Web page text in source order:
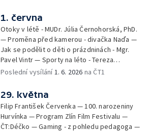
— Batohy do školy i na prázdniny - Mirka
Belhová — Pramen - Ivan Ostrochovský
1. června
Otoky v létě - MUDr. Júlia Černohorská, PhD.
— Proměna před kamerou - divačka Naďa —
Jak se podělit o děti o prázdninách - Mgr.
Pavel Vintr — Sporty na léto - Tereza
Michalová — Černé ovce — Změny v
v Českém ráji - Tomáš Jeřábek, Magdalena
Borová, Eva Váchová
Poslední vysílání1. 6. 2026 na ČT1
29. května
Filip František Červenka — 100. narozeniny
Hurvínka — Program Zlín Film Festivalu —
ČT:Déčko — Gaming - z pohledu pedagoga —